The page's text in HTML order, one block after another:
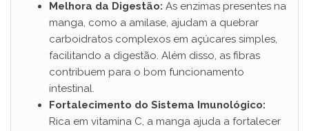
Melhora da Digestão: As enzimas presentes na
manga, como a amilase, ajudam a quebrar
carboidratos complexos em açúcares simples,
facilitando a digestão. Além disso, as fibras
contribuem para o bom funcionamento
intestinal.
Fortalecimento do Sistema Imunológico:
Rica em vitamina C, a manga ajuda a fortalecer